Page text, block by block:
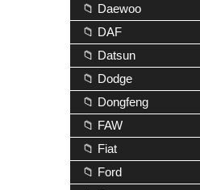
📁 Daewoo
📁 DAF
📁 Datsun
📁 Dodge
📁 Dongfeng
📁 FAW
📁 Fiat
📁 Ford